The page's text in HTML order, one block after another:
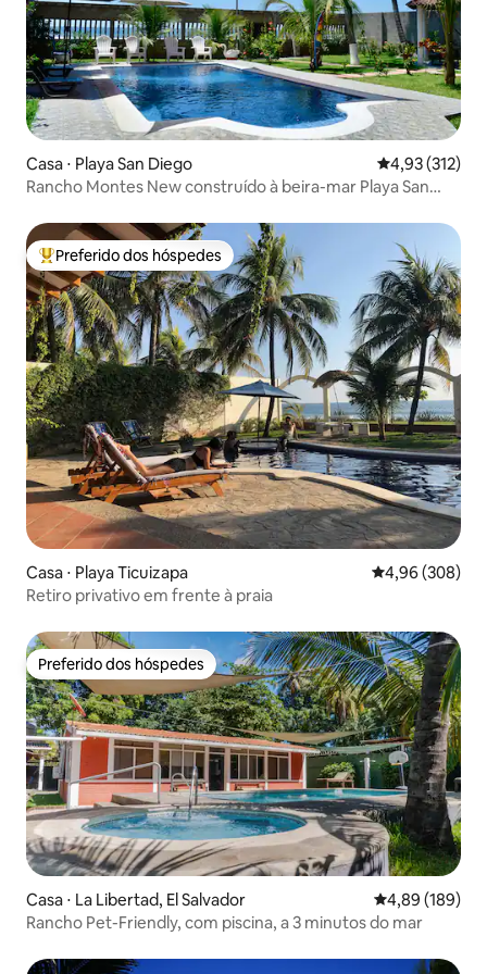
Casa ⋅ Playa San Diego 4,93 de uma
4,93 (312)
Rancho Montes New construído à beira-mar Playa San
Entre os melhores preferidos dos hóspedes
Preferido dos hóspedes
Casa ⋅ Playa Ticuizapa 4,96 de uma
4,96 (308)
Retiro privativo em frente à praia
Preferido dos hóspedes
Preferido dos hóspedes
Casa ⋅ La Libertad, El Salvador 4,89 de uma
4,89 (189)
Rancho Pet-Friendly, com piscina, a 3 minutos do mar